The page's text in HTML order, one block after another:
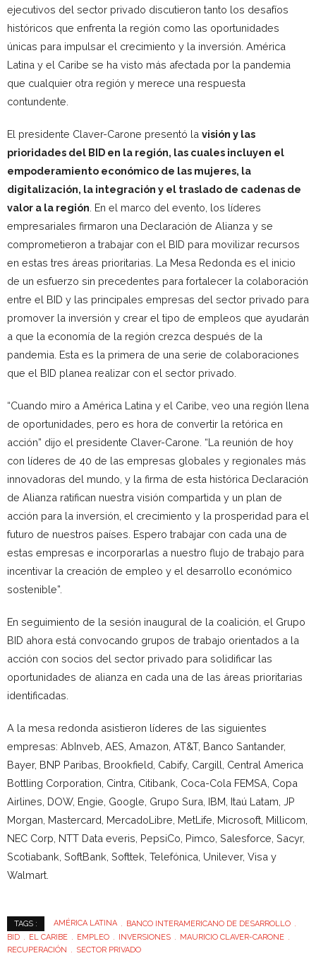
ejecutivos del sector privado discutieron tanto los desafíos
históricos que enfrenta la región como las oportunidades
únicas para impulsar el crecimiento y la inversión. América
Latina y el Caribe se ha visto más afectada por la pandemia
que cualquier otra región y merece una respuesta
contundente.
El presidente Claver-Carone presentó la visión y las
prioridades del BID en la región, las cuales incluyen el
empoderamiento económico de las mujeres, la
digitalización, la integración y el traslado de cadenas de
valor a la región . En el marco del evento, los líderes
empresariales firmaron una Declaración de Alianza y se
comprometieron a trabajar con el BID para movilizar recursos
en estas tres áreas prioritarias. La Mesa Redonda es el inicio
de un esfuerzo sin precedentes para fortalecer la colaboración
entre el BID y las principales empresas del sector privado para
promover la inversión y crear el tipo de empleos que ayudarán
a que la economía de la región crezca después de la
pandemia. Esta es la primera de una serie de colaboraciones
que el BID planea realizar con el sector privado.
“Cuando miro a América Latina y el Caribe, veo una región llena
de oportunidades, pero es hora de convertir la retórica en
acción” dijo el presidente Claver-Carone. “La reunión de hoy
con líderes de 40 de las empresas globales y regionales más
innovadoras del mundo, y la firma de esta histórica Declaración
de Alianza ratifican nuestra visión compartida y un plan de
acción para la inversión, el crecimiento y la prosperidad para el
futuro de nuestros países. Espero trabajar con cada una de
estas empresas e incorporarlas a nuestro flujo de trabajo para
incentivar la creación de empleo y el desarrollo económico
sostenible”.
En seguimiento de la sesión inaugural de la coalición, el Grupo
BID ahora está convocando grupos de trabajo orientados a la
acción con socios del sector privado para solidificar las
oportunidades de alianza en cada una de las áreas prioritarias
identificadas.
A la mesa redonda asistieron líderes de las siguientes
empresas: AbInveb, AES, Amazon, AT&T, Banco Santander,
Bayer, BNP Paribas, Brookfield, Cabify, Cargill, Central America
Bottling Corporation, Cintra, Citibank, Coca-Cola FEMSA, Copa
Airlines, DOW, Engie, Google, Grupo Sura, IBM, Itaú Latam, JP
Morgan, Mastercard, MercadoLibre, MetLife, Microsoft, Millicom,
NEC Corp, NTT Data everis, PepsiCo, Pimco, Salesforce, Sacyr,
Scotiabank, SoftBank, Softtek, Telefónica, Unilever, Visa y
Walmart.
TAGS : AMÉRICA LATINA
BANCO INTERAMERICANO DE DESARROLLO
BID
EL CARIBE EMPLEO INVERSIONES
MAURICIO CLAVER-CARONE
RECUPERACIÓN
SECTOR PRIVADO